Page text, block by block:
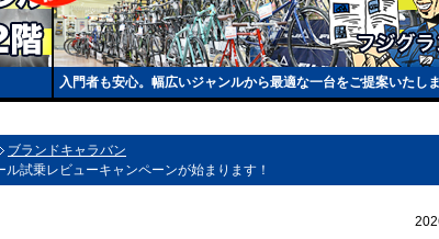
入門者も安心。幅広いジャンルから最適な一台をご提案いたし
ブランドキャラバン
ル試乗レビューキャンペーンが始まります！